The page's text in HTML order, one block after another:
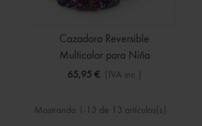
Cazadora Reversible
Multicolor para Niña
65,95 € (IVA inc.)
Mostrando 1-13 de 13 artículos(s)